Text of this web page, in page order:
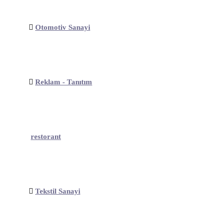
Otomotiv Sanayi
Reklam - Tanıtım
restorant
Tekstil Sanayi